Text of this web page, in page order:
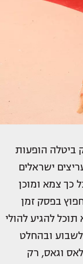
ביטלה הופעות
ישראלים
כך צמא ומוכן
בפסק זמן
להגיע להולי
ובהחלט
וגאס, רק